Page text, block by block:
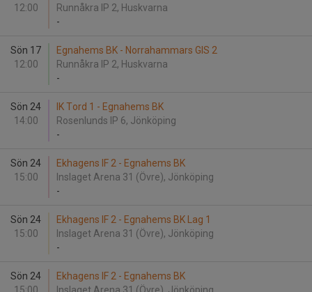
12:00
Runnåkra IP 2, Huskvarna
-
Sön 17
12:00
Egnahems BK - Norrahammars GIS 2
Runnåkra IP 2, Huskvarna
-
Sön 24
14:00
IK Tord 1 - Egnahems BK
Rosenlunds IP 6, Jönköping
-
Sön 24
15:00
Ekhagens IF 2 - Egnahems BK
Inslaget Arena 31 (Övre), Jönköping
-
Sön 24
15:00
Ekhagens IF 2 - Egnahems BK Lag 1
Inslaget Arena 31 (Övre), Jönköping
-
Sön 24
Ekhagens IF 2 - Egnahems BK